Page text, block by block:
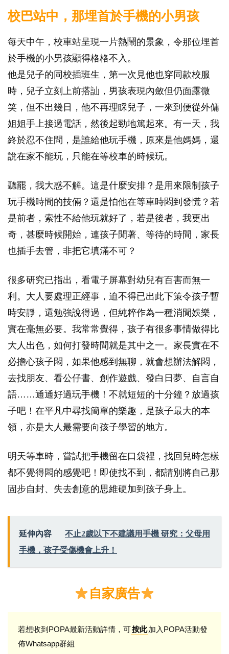
校巴站中，那埋首於手機的小男孩
每天中午，校車站呈現一片熱鬧的景象，令那位埋首
於手機的小男孩顯得格格不入。
他是兒子的同校插班生，第一次見他也穿同款校服
時，兒子立刻上前搭訕，男孩表現內斂但仍面露微
笑，但不出幾日，他不再理睬兒子，一來到便從外傭
姐姐手上接過電話，然後起勁地篤起來。有一天，我
終於忍不住問，是誰給他玩手機，原來是他媽媽，還
說在家不能玩，只能在等校車的時候玩。
聽罷，我大惑不解。這是什麼安排？是用來限制孩子
玩手機時間的技倆？還是怕他在等車時悶到發慌？若
是前者，索性不給他玩就好了，若是後者，我更出
奇，甚麼時候開始，連孩子閒著、等待的時間，家長
也插手去管，非把它填滿不可？
很多研究已指出，看電子屏幕對幼兒有百害而無一
利。大人要處理正經事，迫不得已出此下策令孩子暫
時安靜，還勉強說得過，但純粹作為一種消閒娛樂，
實在毫無必要。我常常覺得，孩子有很多事情做得比
大人出色，如何打發時間就是其中之一。家長實在不
必擔心孩子悶，如果他感到無聊，就會想辦法解悶，
去找朋友、看公仔書、創作遊戲、發白日夢、自言自
語……通通好過玩手機！不就短短的十分鐘？放過孩
子吧！在平凡中尋找簡單的樂趣，是孩子最大的本
領，亦是大人最需要向孩子學習的地方。
明天等車時，嘗試把手機留在口袋裡，找回兒時怎樣
都不覺得悶的感覺吧！即使找不到，都請別將自己那
固步自封、失去創意的思維硬加到孩子身上。
延伸內容
不止2歲以下不建議用手機 研究：父母用
手機，孩子受傷機會上升！
自家廣告
若想收到POPA最新活動詳情，可按此加入POPA活動發
佈Whatsapp群組